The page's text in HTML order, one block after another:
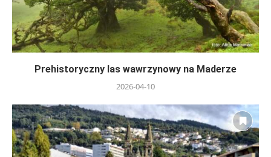
Prehistoryczny las wawrzynowy na Maderze
2026-04-10